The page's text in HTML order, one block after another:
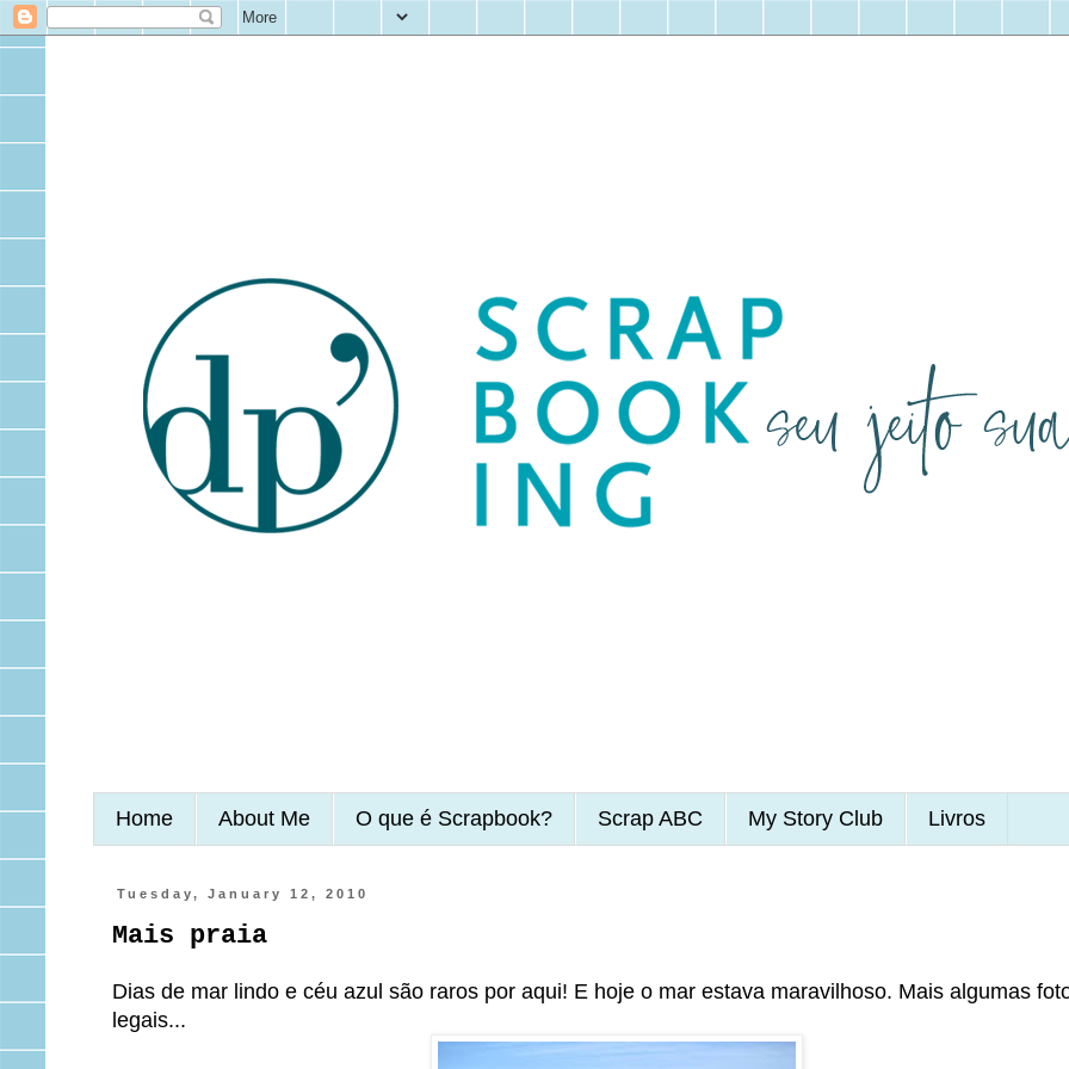
Home About Me O que é Scrapbook? Scrap ABC My Story Club Livros
Tuesday, January 12, 2010
Mais praia
Dias de mar lindo e céu azul são raros por aqui! E hoje o mar estava maravilhoso. Mais algumas
legais...